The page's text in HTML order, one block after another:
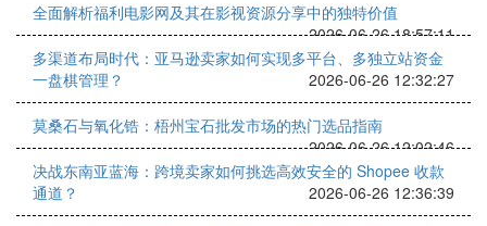
全面解析福利电影网及其在影视资源分享中的独特价值
2026-06-26 18:57:11
多渠道布局时代：亚马逊卖家如何实现多平台、多独立站资金
一盘棋管理？
2026-06-26 12:32:27
莫桑石与氧化锆：梧州宝石批发市场的热门选品指南
2026-06-26 12:02:46
决战东南亚蓝海：跨境卖家如何挑选高效安全的 Shopee 收款
通道？
2026-06-26 12:36:39